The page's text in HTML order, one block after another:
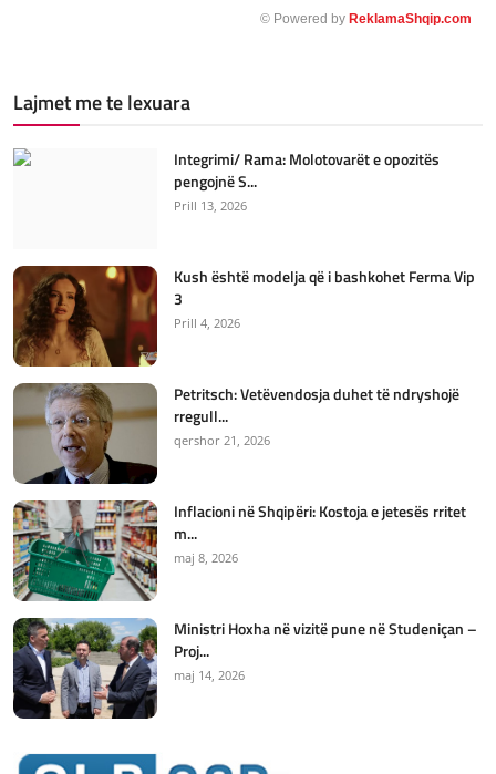
© Powered by ReklamaShqip.com
Lajmet me te lexuara
Integrimi/ Rama: Molotovarët e opozitës
pengojnë S...
Prill 13, 2026
Kush është modelja që i bashkohet Ferma Vip
3
Prill 4, 2026
Petritsch: Vetëvendosja duhet të ndryshojë
rregull...
qershor 21, 2026
Inflacioni në Shqipëri: Kostoja e jetesës rritet
m...
maj 8, 2026
Ministri Hoxha në vizitë pune në Studeniçan –
Proj...
maj 14, 2026